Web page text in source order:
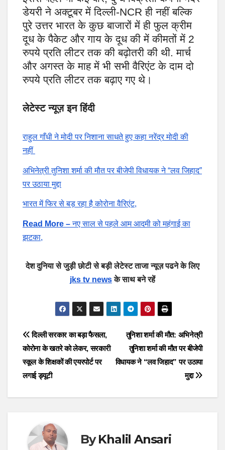
डेयरी ने अक्टूबर में दिल्ली-NCR ही नहीं बल्कि
पुरे उत्तर भारत के कुछ बाजारों में ही फुल क्रीम
दूध के पैकेट और गाय के दूध की में कीमतों में 2
रुपये प्रति लीटर तक की बढ़ोतरी की थी. मार्च
और अगस्त के माह में भी सभी वैरिएंट के दाम दो
रुपये प्रति लीटर तक बढ़ाए गए थे।
लेटेस्ट न्यूज़ इन हिंदी
राहुल गाँधी ने मोदी पर निशाना साधते हुए कहा नरेंद्र मोदी की
नहीं
अभिनेत्री तुनिशा शर्मा की मौत पर बीजेपी विधायक ने “लव जिहाद”
पर उठाया मुद्दा
भारत में फिर से बड़ रहा है कोरोना वैरिएंट,
Read More –नए साल से पहले आम आदमी को महंगाई का
झटका,
देश दुनिया से जुड़ी छोटी से बड़ी लेटेस्ट ताजा न्यूज़ पढने के लिए
jks tv newsके साथ बने रहें
Post
navigation
तुनिशा शर्मा की मौत: अभिनेत्री
तुनिशा शर्मा की मौत पर बीजेपी
विधायक ने “लव जिहाद” पर उठाया
मुद्दा
दिल्ली सरकार का बड़ा फैसला,
कोरोना के खतरे को लेकर, सरकारी
स्कूल के शिक्षकों की एयरपोर्ट पर
लगाई ड्यूटी
ByKhalil Ansari